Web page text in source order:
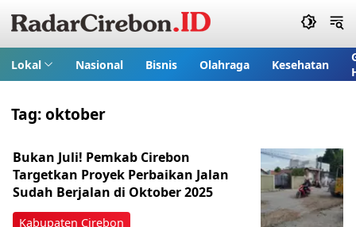
Lokal Nasional Bisnis Olahraga Kesehatan
Tag:oktober
Kabupaten Cirebon
Bukan Juli! Pemkab Cirebon
Targetkan Proyek Perbaikan Jalan
Sudah Berjalan di Oktober 2025